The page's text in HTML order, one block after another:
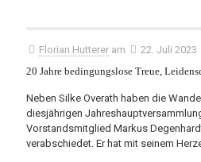
Florian Hutterer am
22. Juli 2023
20 Jahre bedingungslose Treue,
Neben Silke Overath haben die
diesjährigen
Vorstandsmitglied Markus
verabschiedet. Er hat mit seinem